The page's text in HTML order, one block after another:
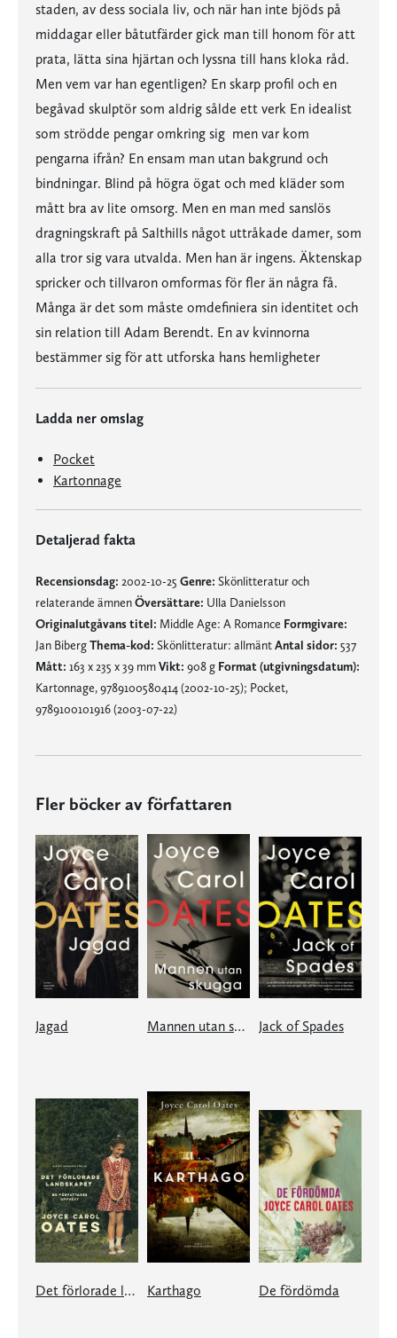
staden, av dess sociala liv, och när han inte bjöds på
middagar eller båtutfärder gick man till honom för att
prata, lätta sina hjärtan och lyssna till hans kloka råd.
Men vem var han egentligen? En skarp profil och en
begåvad skulptör som aldrig sålde ett verk En idealist
som strödde pengar omkring sig  men var kom
pengarna ifrån? En ensam man utan bakgrund och
bindningar. Blind på högra ögat och med kläder som
mått bra av lite omsorg. Men en man med sanslös
dragningskraft på Salthills något uttråkade damer, som
alla tror sig vara utvalda. Men han är ingens. Äktenskap
spricker och tillvaron omformas för fler än några få.
Många är det som måste omdefiniera sin identitet och
sin relation till Adam Berendt. En av kvinnorna
bestämmer sig för att utforska hans hemligheter
Ladda ner omslag
Pocket
Kartonnage
Detaljerad fakta
Recensionsdag: 2002-10-25 Genre: Skönlitteratur och
relaterande ämnenÖversättare: Ulla Danielsson
Originalutgåvans titel: Middle Age: A Romance Formgivare:
Jan BibergThema-kod: Skönlitteratur: allmäntAntal sidor: 537
Mått: 163 x 235 x 39 mmVikt: 908 g Format (utgivningsdatum):
Kartonnage, 9789100580414 (2002-10-25); Pocket,
9789100101916 (2003-07-22)
Fler böcker av författaren
Jagad Mannen utan skugga Jack of Spades
Det förlorade landskapet Karthago De fördömda